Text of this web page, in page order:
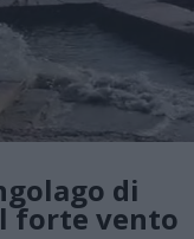
di
forte vento